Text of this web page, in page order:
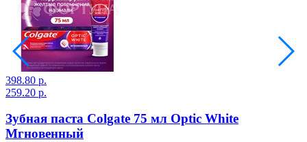
398.80 р.
259.20 р.
Зубная паста Colgate 75 мл Optic White
Мгновенный